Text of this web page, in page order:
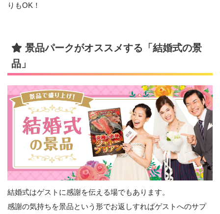
りもOK！
景品パークがオススメする「結婚式の景
品」
結婚式はゲストに感謝を伝える場でもあります。
感謝の気持ちを景品という形でお返しすればゲストへのサプ